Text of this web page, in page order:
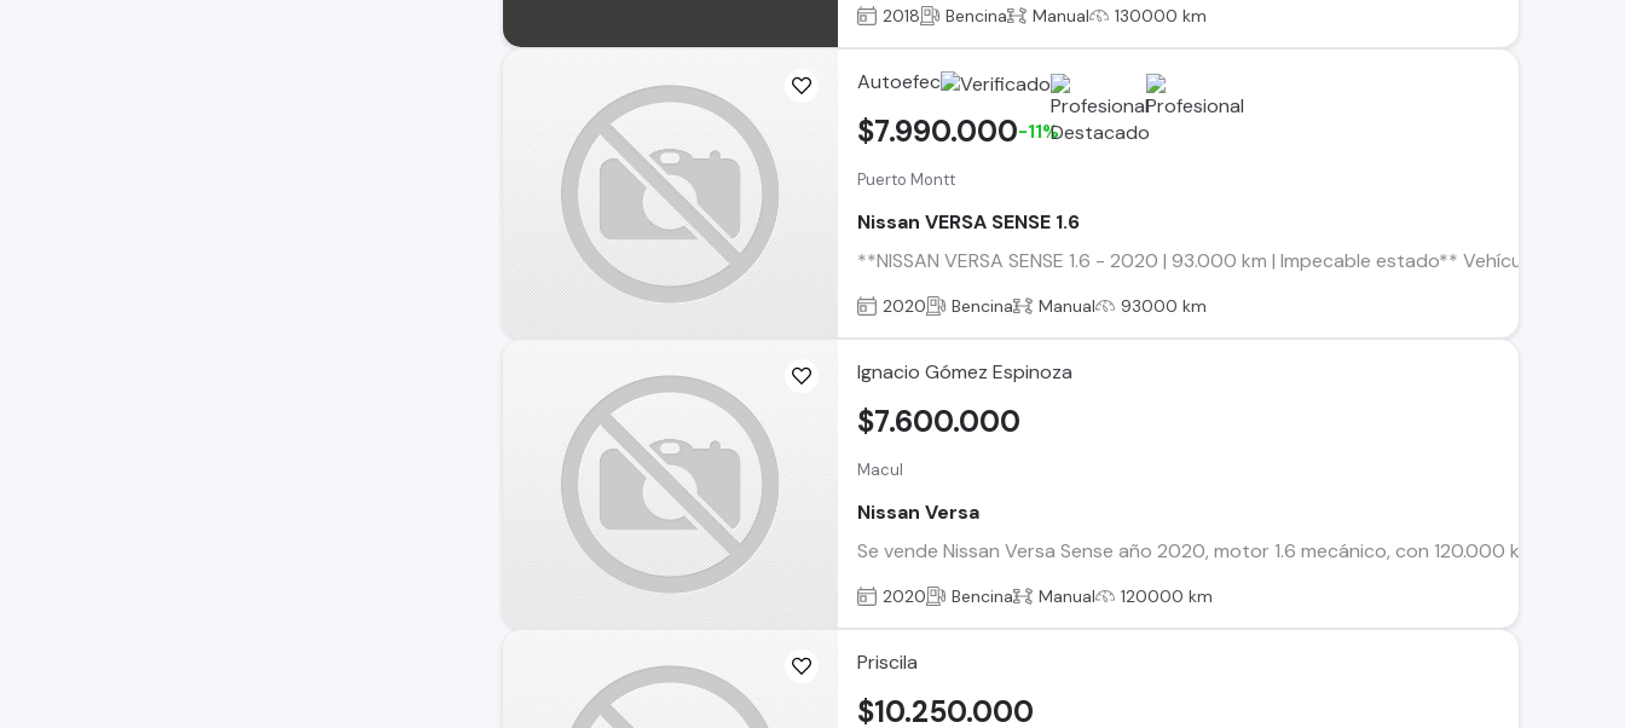
2018 Bencina Manual 130000 km
Autoefec
Puerto Montt
Nissan VERSA SENSE 1.6
**NISSAN VERSA SENSE 1.6 - 2020 | 93.000 km | Impecable estado** Vehículo en
$7.990.000-11%
2020 Bencina Manual 93000 km
Ignacio Gómez Espinoza
Macul
Nissan Versa
Se vende Nissan Versa Sense año 2020, motor 1.6 mecánico, con 120.000 km y solo
$7.600.000
2020 Bencina Manual 120000 km
Priscila
$10.250.000